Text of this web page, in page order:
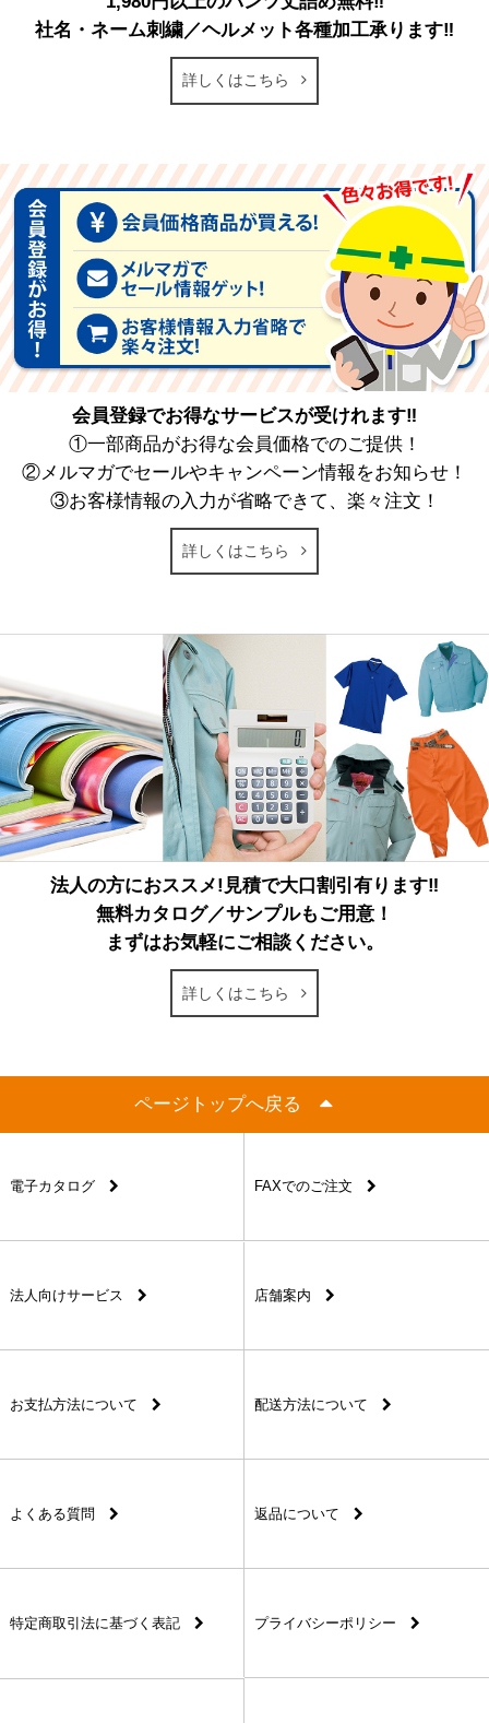
社名・ネーム刺繍／ヘルメット各種加工承ります‼
詳しくはこちら
会員登録でお得なサービスが受けれます‼
①一部商品がお得な会員価格でのご提供！
②メルマガでセールやキャンペーン情報をお知らせ！
③お客様情報の入力が省略できて、楽々注文！
詳しくはこちら
法人の方におススメ!見積で大口割引有ります‼
無料カタログ／サンプルもご用意！
まずはお気軽にご相談ください。
詳しくはこちら
ページトップへ戻る
電子カタログ FAXでのご注文
法人向けサービス 店舗案内
お支払方法について 配送方法について
よくある質問 返品について
特定商取引法に基づく表記 プライバシーポリシー